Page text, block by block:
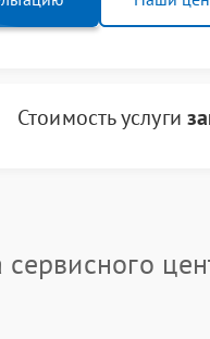
Стоимость услуги